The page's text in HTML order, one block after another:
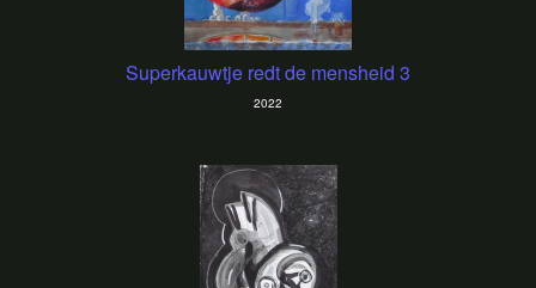
Superkauwtje redt de mensheid 3
2022